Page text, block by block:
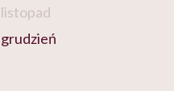
listopad
grudzień